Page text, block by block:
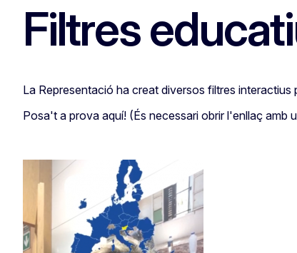
Filtres
La Representació ha creat diversos filtres
Posa't a prova aquí! (És necessari obrir l'enllaç amb